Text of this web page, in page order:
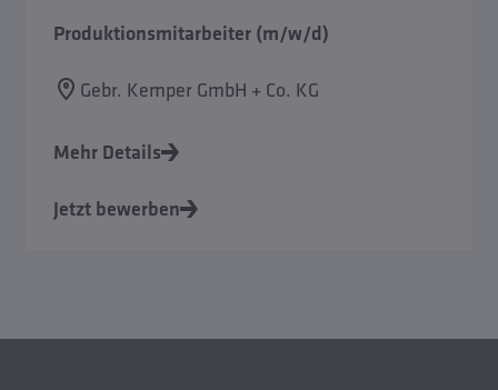
Produktionsmitarbeiter (m/w/d)
Gebr. Kemper GmbH + Co. KG
Mehr Details
Jetzt bewerben